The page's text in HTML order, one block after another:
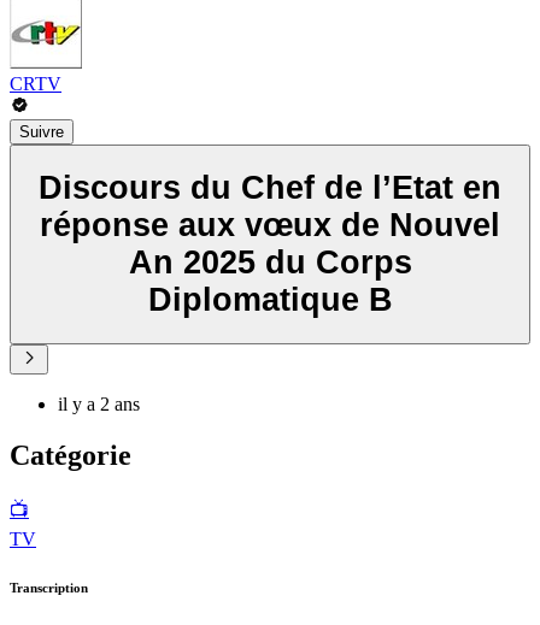
CRTV
Suivre
Discours du Chef de l’Etat en
réponse aux vœux de Nouvel
An 2025 du Corps
Diplomatique B
il y a 2 ans
Catégorie
📺
TV
Transcription